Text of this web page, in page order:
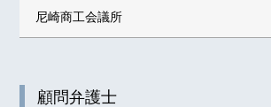
尼崎商工会議所
顧問弁護士